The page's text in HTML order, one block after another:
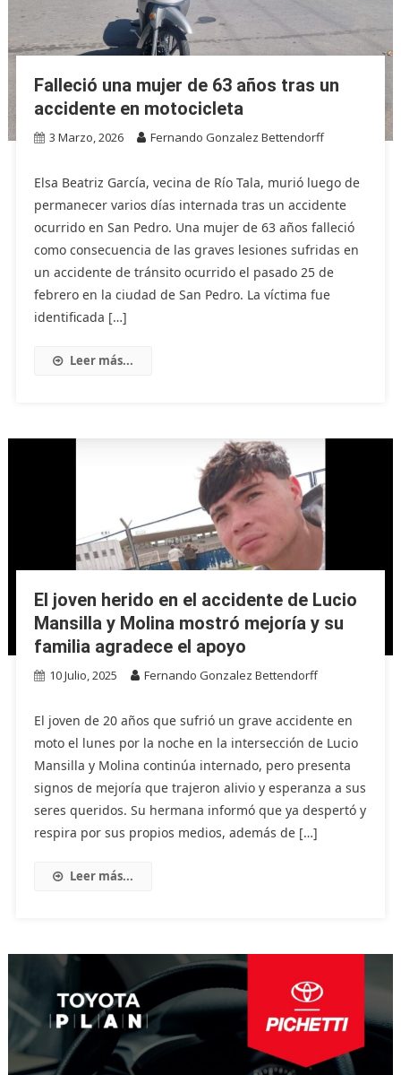
Falleció una mujer de 63 años tras un
accidente en motocicleta
3 Marzo, 2026 Fernando Gonzalez Bettendorff
Elsa Beatriz García, vecina de Río Tala, murió luego de
permanecer varios días internada tras un accidente
ocurrido en San Pedro. Una mujer de 63 años falleció
como consecuencia de las graves lesiones sufridas en
un accidente de tránsito ocurrido el pasado 25 de
febrero en la ciudad de San Pedro. La víctima fue
identificada […]
Leer más...
El joven herido en el accidente de Lucio
Mansilla y Molina mostró mejoría y su
familia agradece el apoyo
10 Julio, 2025 Fernando Gonzalez Bettendorff
El joven de 20 años que sufrió un grave accidente en
moto el lunes por la noche en la intersección de Lucio
Mansilla y Molina continúa internado, pero presenta
signos de mejoría que trajeron alivio y esperanza a sus
seres queridos. Su hermana informó que ya despertó y
respira por sus propios medios, además de […]
Leer más...